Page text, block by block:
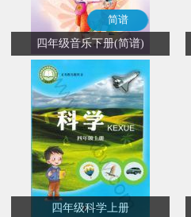
简谱
四年级音乐下册(简谱)
四年级科学上册